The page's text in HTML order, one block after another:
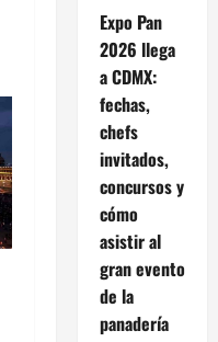
Expo Pan
2026 llega
a CDMX:
fechas,
chefs
invitados,
concursos y
cómo
asistir al
gran evento
de la
panadería